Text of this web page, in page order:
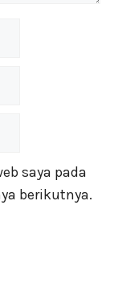
saya pada
berikutnya.